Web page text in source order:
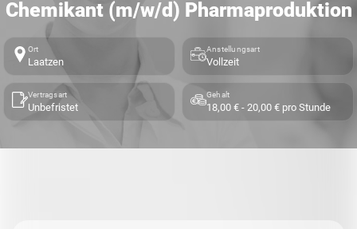
Chemikant (m/w/d) Pharmaproduktion
Ort
Laatzen
Anstellungsart
Vollzeit
Vertragsart
Unbefristet
Gehalt
18,00 € - 20,00 € pro Stunde